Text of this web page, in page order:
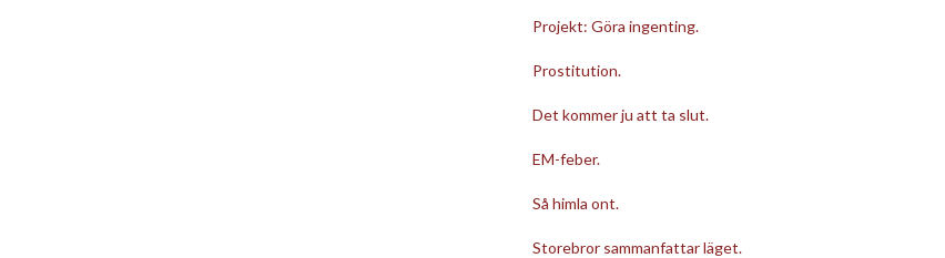
Projekt: Göra ingenting.
Prostitution.
Det kommer ju att ta slut.
EM-feber.
Så himla ont.
Storebror sammanfattar läget.